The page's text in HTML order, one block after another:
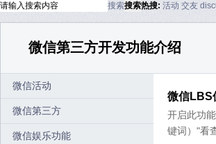
搜索搜索热搜: 活动 交友
微信第三方开发功能介绍
微信活动
微信第三方
微信娱乐功能
微信LBS
开启此功
键词）"看